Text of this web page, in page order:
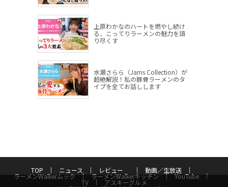
上原わかなのハートを燃やし続け
る、こってりラーメンの魅力を語
り尽くす
水瀬さらら（Jams Collection）が
超絶解説！私の豚骨ラーメンのタ
イプを全てお話しします
TOP ニュース レビュー 動画／生放送
ラーメンWalkerムック ラーメンWalkerキッチン YouTube
TV アスキーグルメ